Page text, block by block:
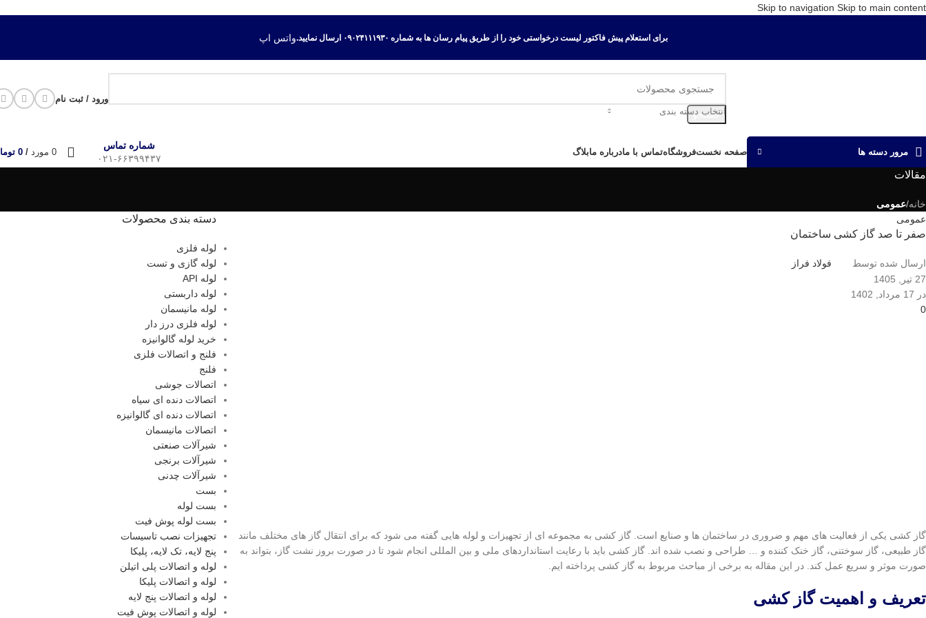
Skip to navigation Skip to main content
برای استعلام پیش فاکتور لیست درخواستی خود را از طریق پیام رسان ها به شماره ۰۹۰۲۴۱۱۱۹۳۰ ارسال نمایید. واتس اپ
انتخاب دسته بندی
جستجو
ورود / ثبت نام
مرور دسته ها صفحه نخستفروشگاهتماس با مادرباره مابلاگ
شماره تماس
۰۲۱-۶۶۳۹۹۴۳۷
0 مورد /
0
مقالات
خانه/عمومی
عمومی
صفر تا صد گاز کشی ساختمان
ارسال شده توسط
فولاد فراز
27 تیر, 1405
در 17 مرداد, 1402
0
گاز کشی یکی از فعالیت های مهم و ضروری در ساختمان ها و صنایع است. گاز کشی به مجموعه ای از تجهیزات و لوله هایی گفته می شود که برای انتقال گاز های مختلف مانند
گاز طبیعی، گاز سوختنی، گاز خنک کننده و … طراحی و نصب شده اند. گاز کشی باید با رعایت استانداردهای ملی و بین المللی انجام شود تا در صورت بروز نشت گاز، بتواند به
صورت موثر و سریع عمل کند. در این مقاله به برخی از مباحث مربوط به گاز کشی پرداخته ایم.
تعريف و اهميت گاز كشی
دسته بندی محصولات
لوله فلزی
لوله گازی و تست
لوله API
لوله داربستی
لوله مانیسمان
لوله فلزی درز دار
خرید لوله گالوانیزه
فلنج و اتصالات فلزی
فلنج
اتصالات جوشی
اتصالات دنده ای سیاه
اتصالات دنده ای گالوانیزه
اتصالات مانیسمان
شیرآلات صنعتی
شیرآلات برنجی
شیرآلات چدنی
بست
بست لوله
بست لوله پوش فیت
تجهیزات نصب تاسیسات
پنج لایه، تک لایه، پلیکا
لوله و اتصالات پلی اتیلن
لوله و اتصالات پلیکا
لوله و اتصالات پنج لایه
لوله و اتصالات پوش فیت